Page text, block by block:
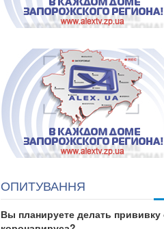
ОПИТУВАННЯ
Вы планируете делать прививку